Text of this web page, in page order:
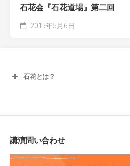
石花会『石花道場』第二回
2015年5月6日
石花とは？
講演問い合わせ